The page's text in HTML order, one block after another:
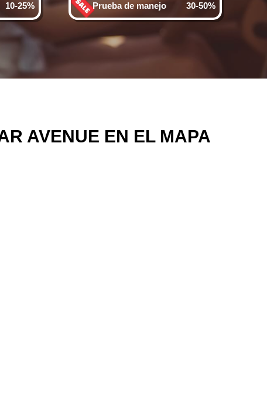
10-25% Prueba de manejo 30-50%
AVENUE EN EL MAPA